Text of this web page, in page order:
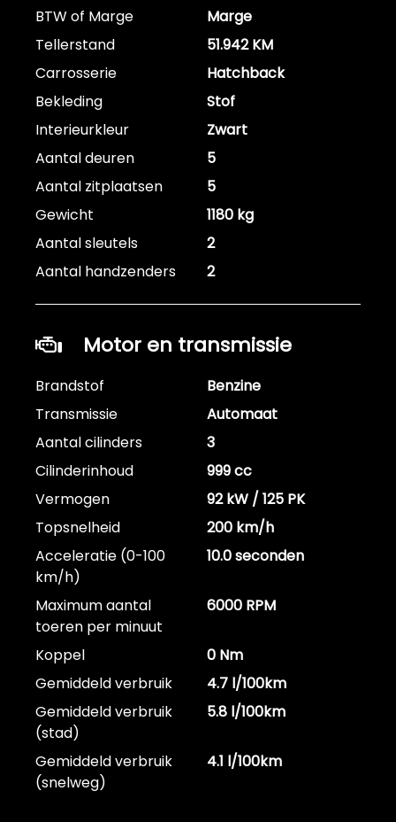
BTW of Marge
Marge
Tellerstand
51.942 KM
Carrosserie
Hatchback
Bekleding
Stof
Interieurkleur
Zwart
Aantal deuren
5
Aantal zitplaatsen
5
Gewicht
1180 kg
Aantal sleutels
2
Aantal handzenders
2
Motor en transmissie
Brandstof
Benzine
Transmissie
Automaat
Aantal cilinders
3
Cilinderinhoud
999 cc
Vermogen
92 kW / 125 PK
Topsnelheid
200 km/h
Acceleratie (0-100
km/h)
10.0 seconden
Maximum aantal
toeren per minuut
6000 RPM
Koppel
0 Nm
Gemiddeld verbruik
4.7 l/100km
Gemiddeld verbruik
(stad)
5.8 l/100km
Gemiddeld verbruik
(snelweg)
4.1 l/100km